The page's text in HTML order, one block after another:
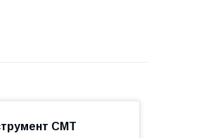
CMT